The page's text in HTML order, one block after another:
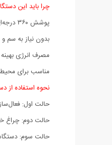
چرا باید این
پوشش ۳۶۰ درجه‌ای و برد بالا: با توانایی انتشار امواج اولتراسونیک در تمامی جهات
بدون نیاز به سم
مصرف انرژی بهینه و محافظت
مناسب برای
نحوه استفاده از
حالت اول:
حالت دوم: چراغ
حالت سوم: